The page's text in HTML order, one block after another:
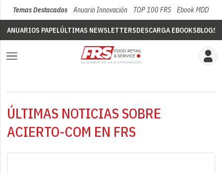
Temas Destacados Anuario Innovación TOP 100 FRS Ebook MDD
ANUARIOS PAPELÚLTIMAS NEWSLETTERSDESCARGA EBOOKSBLOGS
ÚLTIMAS NOTICIAS SOBRE
ACIERTO-COM EN FRS